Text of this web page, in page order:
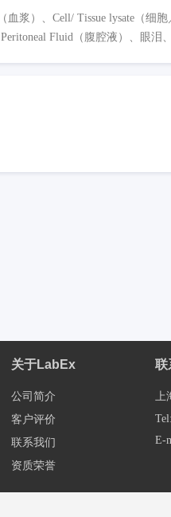
浆）、Cell/ Tissue lysate（细
Fluid（腹腔液）、眼泪
关于LabEx
公司简介
客户评价
联系我们
资质荣誉
联
上
E-